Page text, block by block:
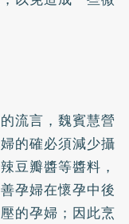
流言，魏賓慧營
的確必須減少攝
豆瓣醬等醬料，
孕婦在懷孕中後
的孕婦；因此烹